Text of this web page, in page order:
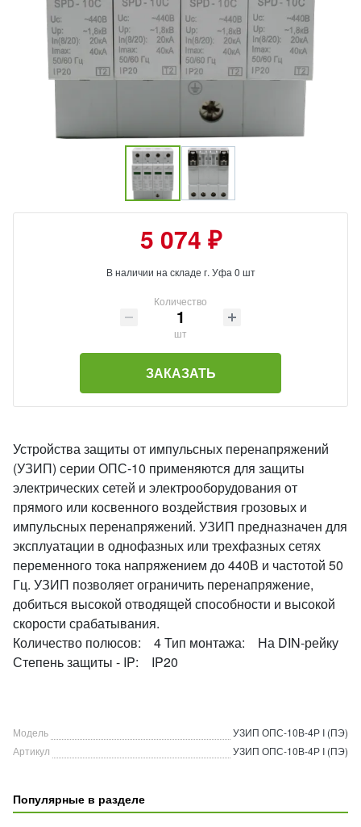
5 074 ₽
В наличии на складе г. Уфа 0 шт
Количество
шт
ЗАКАЗАТЬ
Устройства защиты от импульсных перенапряжений
(УЗИП) серии ОПС-10 применяются для защиты
электрических сетей и электрооборудования от
прямого или косвенного воздействия грозовых и
импульсных перенапряжений. УЗИП предназначен для
эксплуатации в однофазных или трехфазных сетях
переменного тока напряжением до 440В и частотой 50
Гц. УЗИП позволяет ограничить перенапряжение,
добиться высокой отводящей способности и высокой
скорости срабатывания.
Количество полюсов: 4 Тип монтажа: На DIN-рейку
Степень защиты - IP: IP20
Модель
УЗИП ОПС-10В-4Р I (ПЭ)
Артикул
УЗИП ОПС-10В-4Р I (ПЭ)
Популярные в разделе